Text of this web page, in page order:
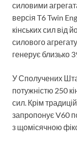
силовими
версія T6 Twin
кінських сил від
силового
генерує близько
У Сполучених
потужністю 250
сил. Крім
запропонує V60
з щомісячною